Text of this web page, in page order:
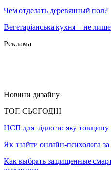
Чем отделать деревянный пол?
Вегетаріанська кухня – не
Реклама
Новини дизайну
ТОП СЬОГОДНІ
ЦСП для підлоги: яку товщину
Як знайти онлайн-психолога за
Как выбрать защищенные